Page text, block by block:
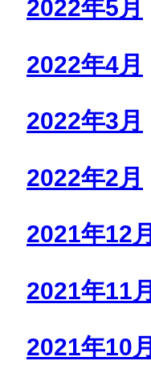
2022年5月
2022年4月
2022年3月
2022年2月
2021年12月
2021年11月
2021年10月